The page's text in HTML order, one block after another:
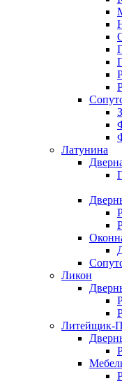
Латунина
Ликон
Литейщик-